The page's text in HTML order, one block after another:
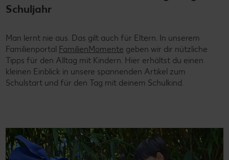
Schuljahr
Man lernt nie aus. Das gilt auch für Eltern. In unserem
Familienportal FamilienMomente geben wir dir nützliche
Tipps für den Alltag mit Kindern. Hier erhältst du einen
kleinen Einblick in unsere spannenden Artikel zum
Schulstart und für den Tag mit deinem Schulkind.